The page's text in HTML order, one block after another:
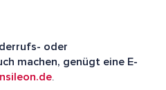
oder
machen, genügt eine E-
.